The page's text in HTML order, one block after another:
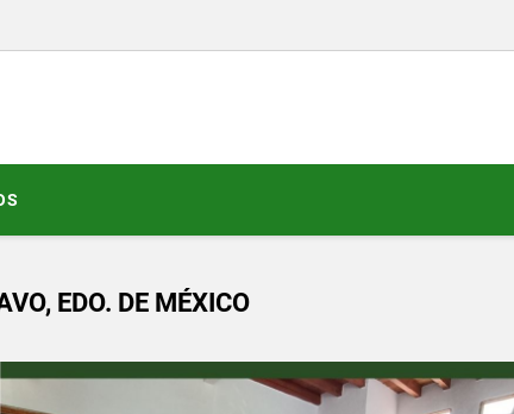
EDO. DE MÉXICO